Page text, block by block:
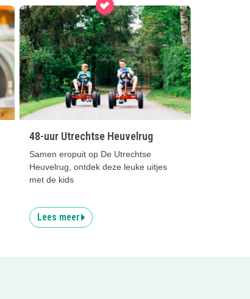
48-uur Utrechtse Heuvelrug
Samen eropuit op De Utrechtse
Heuvelrug, ontdek deze leuke uitjes
met de kids
Lees meer